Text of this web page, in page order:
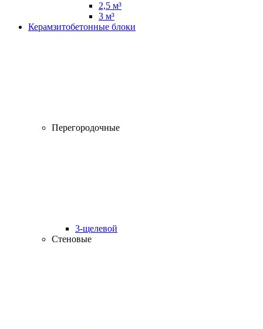
2,5 м³
3 м³
Керамзитобетонные блоки
Перегородочные
3-щелевой
Стеновые